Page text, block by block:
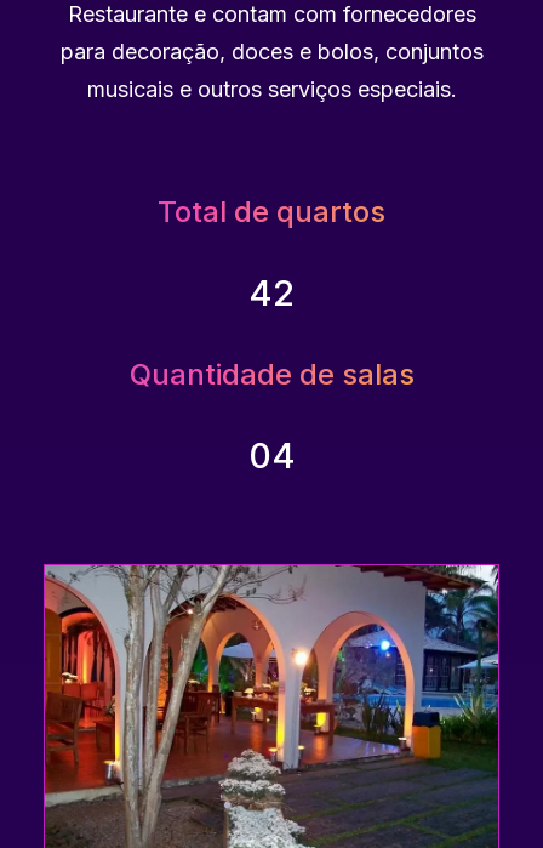
Restaurante e contam com fornecedores
para decoração, doces e bolos, conjuntos
musicais e outros serviços especiais.
Total de quartos
42
Quantidade de salas
04